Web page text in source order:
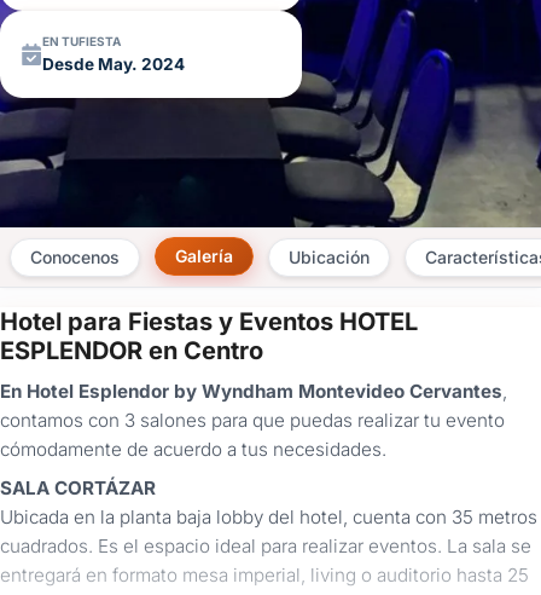
EN TUFIESTA
Desde May. 2024
Conocenos Galería Ubicación
Hotel para Fiestas y Eventos HOTEL
ESPLENDOR en Centro
En Hotel Esplendor by Wyndham Montevideo Cervantes
contamos con 3 salones para que puedas realizar tu evento
cómodamente de acuerdo a tus necesidades.
SALA CORTÁZAR
Ubicada en la planta baja lobby del hotel, cuenta con 35 metros
cuadrados. Es el espacio ideal para realizar eventos. La sala se
entregará en formato mesa imperial, living o auditorio hasta 25
×
Consultar
¿Ya
tenés
cuenta?
sesión
aquí
para